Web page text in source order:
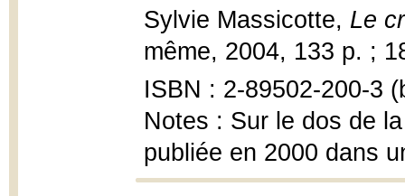
Sylvie Massicotte, Le
même, 2004, 133 p. ;
ISBN : 2-89502-200-3
Notes : Sur le dos de
publiée en 2000 dans